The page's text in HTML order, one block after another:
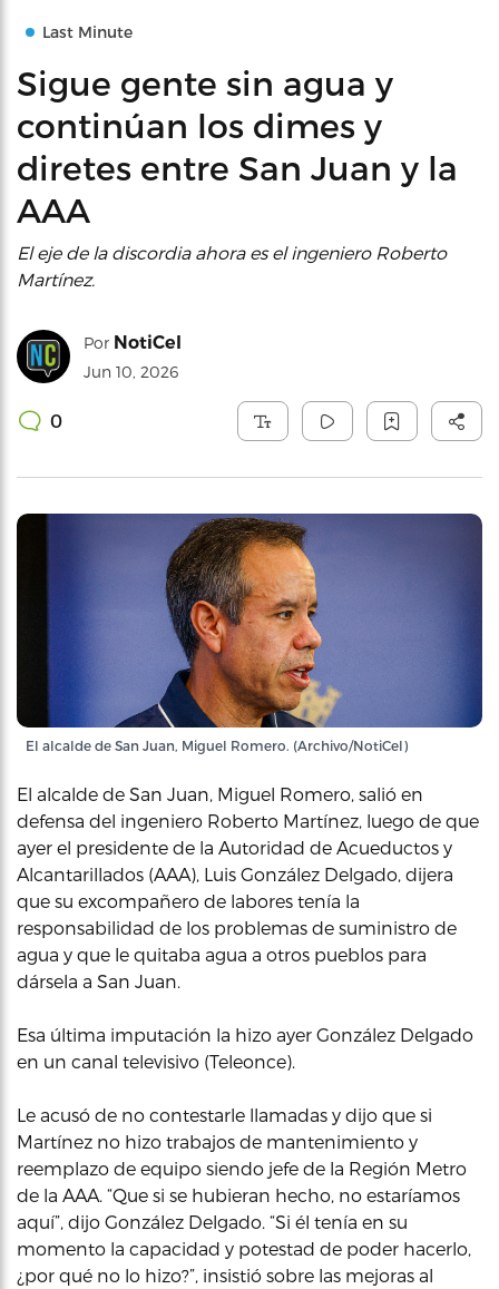
Last Minute
Sigue gente sin agua y
continúan los dimes y
diretes entre San Juan y la
AAA
El eje de la discordia ahora es el ingeniero Roberto
Martínez.
Por NotiCel
Jun 10, 2026
0
El alcalde de San Juan, Miguel Romero. (Archivo/NotiCel)
El alcalde de San Juan, Miguel Romero, salió en
defensa del ingeniero Roberto Martínez, luego de que
ayer el presidente de la Autoridad de Acueductos y
Alcantarillados (AAA), Luis González Delgado, dijera
que su excompañero de labores tenía la
responsabilidad de los problemas de suministro de
agua y que le quitaba agua a otros pueblos para
dársela a San Juan.
Esa última imputación la hizo ayer González Delgado
en un canal televisivo (Teleonce).
Le acusó de no contestarle llamadas y dijo que si
Martínez no hizo trabajos de mantenimiento y
reemplazo de equipo siendo jefe de la Región Metro
de la AAA. “Que si se hubieran hecho, no estaríamos
aquí”, dijo González Delgado. “Si él tenía en su
momento la capacidad y potestad de poder hacerlo,
¿por qué no lo hizo?”, insistió sobre las mejoras al